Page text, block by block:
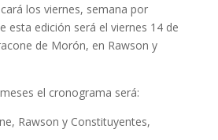
los viernes, semana por
esta edición será el viernes 14 de
de Morón, en Rawson y
el cronograma será:
Rawson y Constituyentes,